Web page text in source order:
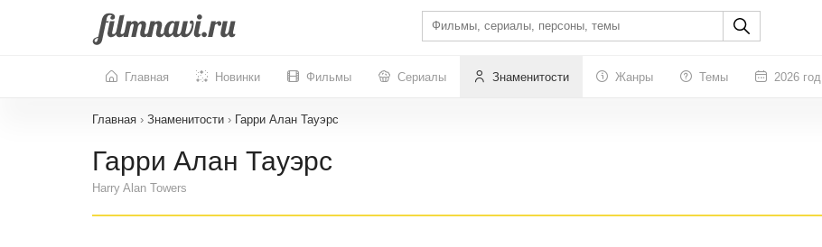
Главная Новинки Фильмы Сериалы Знаменитости Жанры Темы 2026 год
Главная › Знаменитости › Гарри Алан Тауэрс
Гарри Алан Тауэрс
Harry Alan Towers